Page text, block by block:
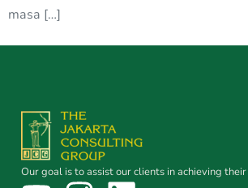
masa […]
Our goal is to assist our clients in achieving